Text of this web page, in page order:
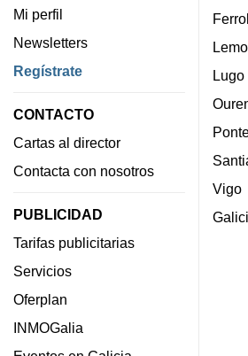
Mi perfil
Newsletters
Regístrate
CONTACTO
Cartas al director
Contacta con nosotros
PUBLICIDAD
Tarifas publicitarias
Servicios
Oferplan
INMOGalia
Ferrol
Lugo
Vigo